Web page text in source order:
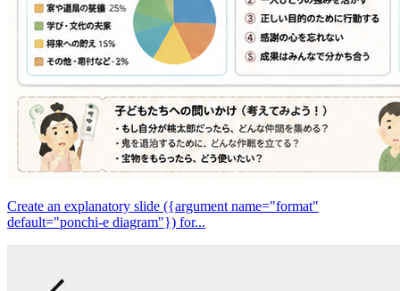
Create an explanatory slide ({argument name="format"
default="ponchi-e diagram"}) for...